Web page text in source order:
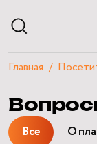
РАСПИСАНИЕ
ЭКСКУРСИИ
КУРСЫ И ЛЕКЦИИ
Главная
Все О